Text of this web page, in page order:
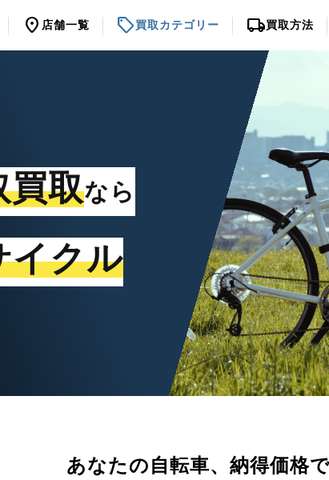
location_on 店舗一覧 sell買取カテゴリー local_shipping買取方法
買取なら
イクル
あなたの自転車、 納得価格